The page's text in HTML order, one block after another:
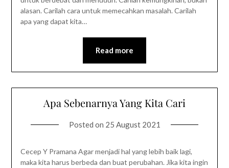
alasan. Carilah cara untuk memecahkan masalah. Carilah
apa yang dapat kita…
Read more
Apa Sebenarnya Yang Kita Cari
Posted on 25 August 2021
Cecep Y Pramana Agar menjadi hal yang lebih baik lagi,
maka kita harus berbeda dan buat perubahan. Jika kita ingin